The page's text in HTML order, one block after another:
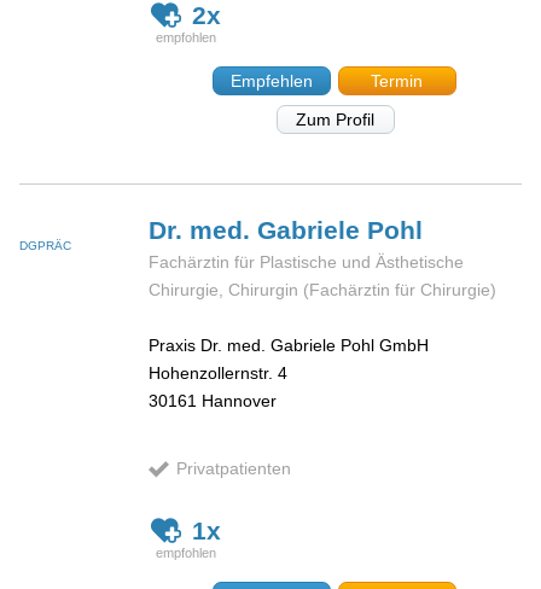
2x
Empfehlen
Termin
Zum Profil
DGPRÄC
Dr. med. Gabriele Pohl
Fachärztin für Plastische und Ästhetische
Chirurgie, Chirurgin (Fachärztin für Chirurgie)
Praxis Dr. med. Gabriele Pohl GmbH
Hohenzollernstr. 4
30161 Hannover
Privatpatienten
1x